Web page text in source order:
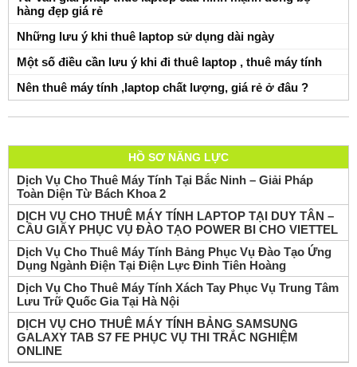
hàng đẹp giá rẻ
Những lưu ý khi thuê laptop sử dụng dài ngày
Một số điều cần lưu ý khi đi thuê laptop , thuê máy tính
Nên thuê máy tính ,laptop chất lượng, giá rẻ ở đâu ?
HỒ SƠ NĂNG LỰC
Dịch Vụ Cho Thuê Máy Tính Tại Bắc Ninh – Giải Pháp
Toàn Diện Từ Bách Khoa 2
DỊCH VỤ CHO THUÊ MÁY TÍNH LAPTOP TẠI DUY TÂN –
CẦU GIẤY PHỤC VỤ ĐÀO TẠO POWER BI CHO VIETTEL
Dịch Vụ Cho Thuê Máy Tính Bảng Phục Vụ Đào Tạo Ứng
Dụng Ngành Điện Tại Điện Lực Đinh Tiên Hoàng
Dịch Vụ Cho Thuê Máy Tính Xách Tay Phục Vụ Trung Tâm
Lưu Trữ Quốc Gia Tại Hà Nội
DỊCH VỤ CHO THUÊ MÁY TÍNH BẢNG SAMSUNG
GALAXY TAB S7 FE PHỤC VỤ THI TRẮC NGHIỆM
ONLINE